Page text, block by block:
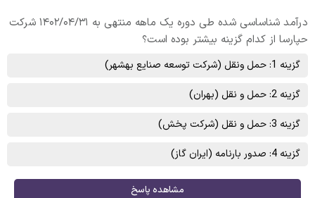
درآمد شناساسی شده طی دوره یک ماهه منتهی به ۱۴۰۲/۰۴/۳۱ شرکت
حپارسا از کدام گزینه بیشتر بوده است؟
گزینه 1: حمل ونقل (شرکت توسعه صنايع بهشهر)
گزینه 2: حمل و نقل (بهران)
گزینه 3: حمل و نقل (شرکت پخش)
گزینه 4: صدور بارنامه (ايران گاز)
مشاهده پاسخ